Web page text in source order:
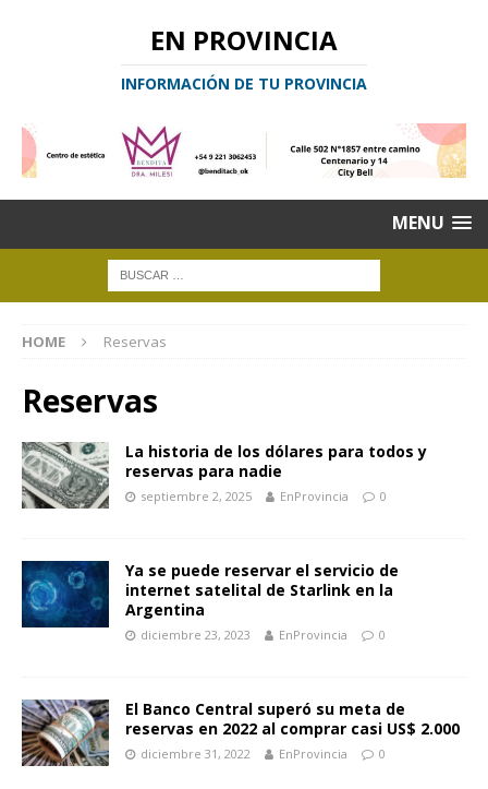
EN PROVINCIA
INFORMACIÓN DE TU PROVINCIA
MENU
HOME Reservas
Reservas
La historia de los dólares para todos y
reservas para nadie
septiembre 2, 2025 EnProvincia 0
Ya se puede reservar el servicio de
internet satelital de Starlink en la
Argentina
diciembre 23, 2023 EnProvincia 0
El Banco Central superó su meta de
reservas en 2022 al comprar casi US$ 2.000
diciembre 31, 2022 EnProvincia 0